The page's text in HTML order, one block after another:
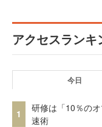
アクセスランキ
今日
1
研修は「10％の
速術